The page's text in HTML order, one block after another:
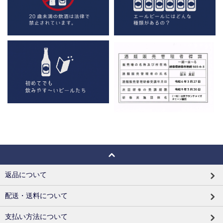
返品について
配送・送料について
支払い方法について